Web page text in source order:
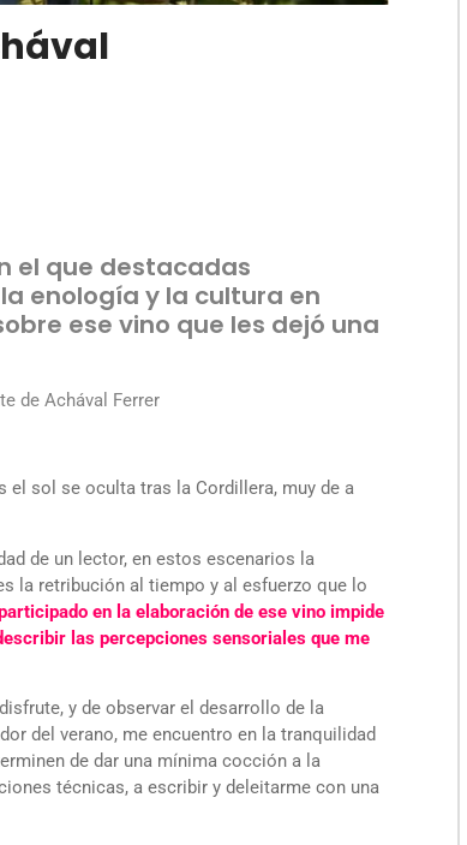
el que destacadas
enología y la cultura en
ese vino que les dejó una
de Achával Ferrer
el sol se oculta tras la Cordillera, muy de a
de un lector, en estos escenarios la
la retribución al tiempo y al esfuerzo que lo
en la elaboración de ese vino impide
las percepciones sensoriales que me
y de observar el desarrollo de la
del verano, me encuentro en la tranquilidad
de dar una mínima cocción a la
técnicas, a escribir y deleitarme con una